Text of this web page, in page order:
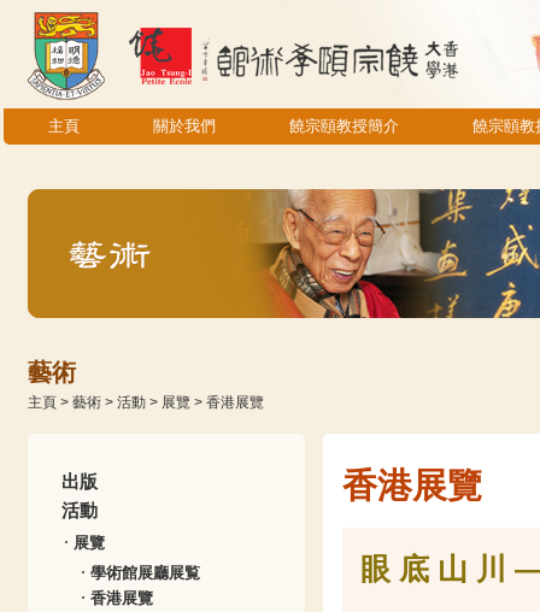
主頁 關於我們 饒宗頤教授簡介 饒宗頤教
藝術
主頁> 藝術> 活動> 展覽> 香港展覽
出版
活動
展覽
學術館展廳展覧
香港展覽
香港展覽
眼 底 山 川